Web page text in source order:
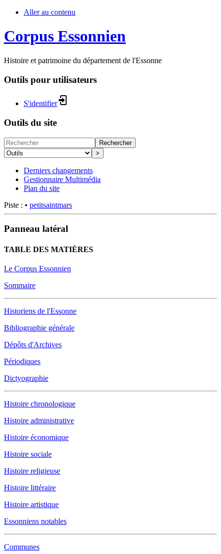
Aller au contenu
Corpus Essonnien
Histoire et patrimoine du département de l'Essonne
Outils pour utilisateurs
S'identifier
Outils du site
Rechercher
>
Derniers changements
Gestionnaire Multimédia
Plan du site
Piste : • petitsaintmars
Panneau latéral
TABLE DES MATIÈRES
Le Corpus Essonnien
Sommaire
Historiens de l'Essonne
Bibliographie générale
Dépôts d'Archives
Périodiques
Dictyographie
Histoire chronologique
Histoire administrative
Histoire économique
Histoire sociale
Histoire religieuse
Histoire littéraire
Histoire artistique
Essonniens notables
Communes